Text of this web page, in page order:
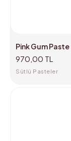
Pink Gum Paste
970,00 TL
Sütlü Pasteler